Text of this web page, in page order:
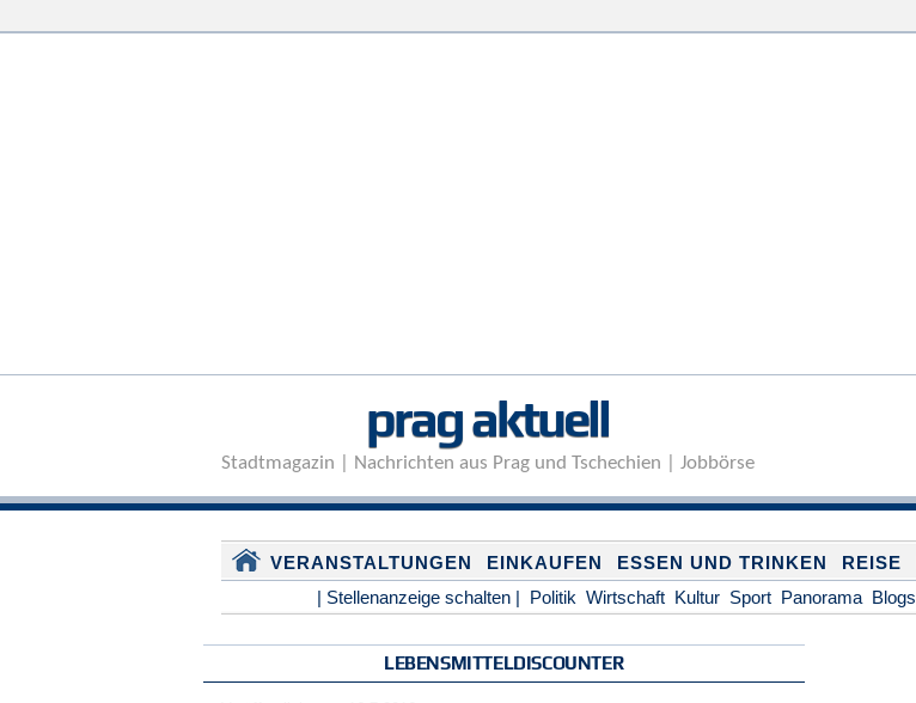
prag aktuell
Stadtmagazin | Nachrichten aus Prag und Tschechien | Jobbörse
VERANSTALTUNGEN EINKAUFEN ESSEN UND TRINKEN REISE
| Stellenanzeige schalten | Politik Wirtschaft Kultur Sport Panorama Blogs
LEBENSMITTELDISCOUNTER